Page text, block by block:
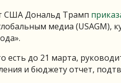
США Дональд Трамп
медиа (USAGM),
есть до 21 марта,
и бюджету отчет,